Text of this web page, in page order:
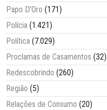
Papo D'Oro (171)
Polícia (1.421)
Política (7.029)
Proclamas de Casamentos (32)
Redescobrindo (260)
Região (5)
Relações de Consumo (20)